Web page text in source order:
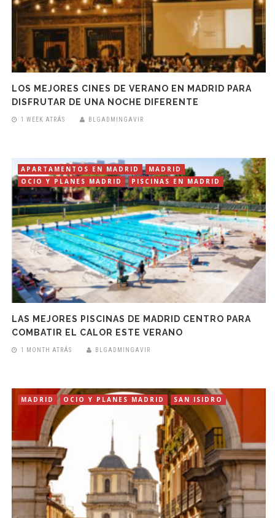
LOS MEJORES CINES DE VERANO EN MADRID PARA
DISFRUTAR DE UNA NOCHE DIFERENTE
1 WEEK ATRÁS BLGADMINGAVIR
APARTAMENTOS EN MADRID
MADRID
OCIO Y PLANES MADRID
PISCINAS EN MADRID
LAS MEJORES PISCINAS DE MADRID CENTRO PARA
COMBATIR EL CALOR ESTE VERANO
1 MONTH ATRÁS BLGADMINGAVIR
MADRID OCIO Y PLANES MADRID SAN ISIDRO